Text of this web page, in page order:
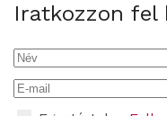
Iratkozzon fel